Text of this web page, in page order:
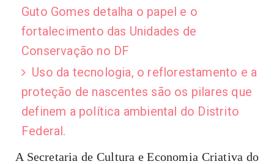
Guto Gomes detalha o papel e o
fortalecimento das Unidades de
Conservação no DF
Uso da tecnologia, o reflorestamento e a
proteção de nascentes são os pilares que
definem a política ambiental do Distrito
Federal.
A Secretaria de Cultura e Economia Criativa do